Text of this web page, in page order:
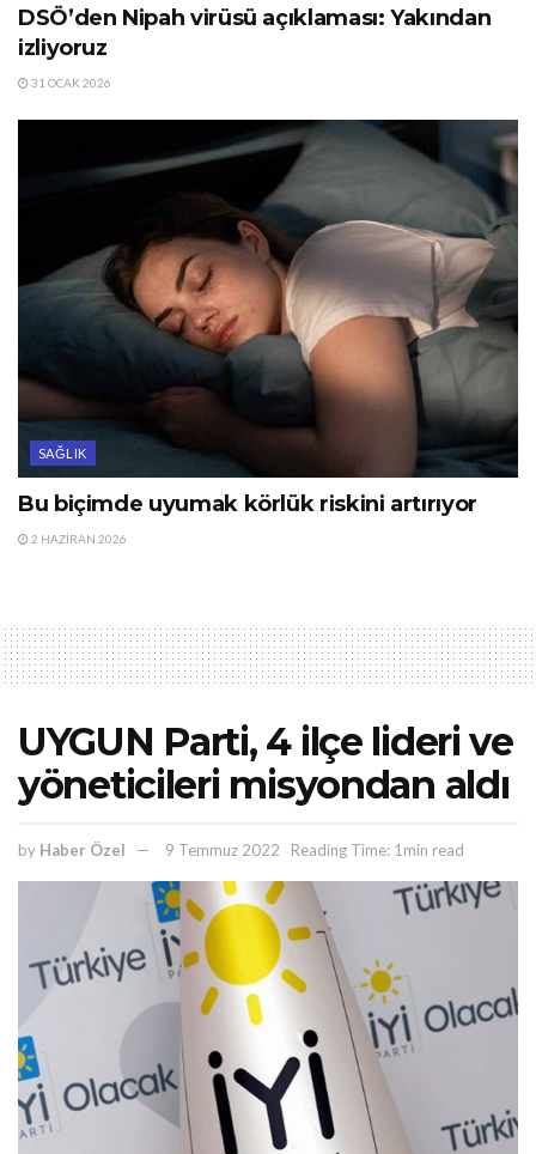
DSÖ’den Nipah virüsü açıklaması: Yakından
izliyoruz
31 OCAK 2026
SAĞLIK
Bu biçimde uyumak körlük riskini artırıyor
2 HAZIRAN 2026
UYGUN Parti, 4 ilçe lideri ve
yöneticileri misyondan aldı
by Haber Özel 9 Temmuz 2022 Reading Time: 1min read